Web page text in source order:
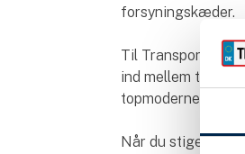
forsyningskæder.
Til Transport
ind mellem to
topmoderne Volvo
Når du stiger ind i